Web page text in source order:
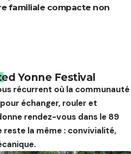
familiale compacte non
Yonne Festival
récurrent où la communauté
échanger, rouler et
rendez-vous dans le 89
reste la même : convivialité,